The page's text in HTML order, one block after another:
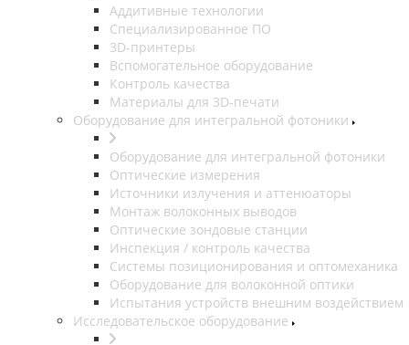
Аддитивные технологии
Специализированное ПО
3D-принтеры
Вспомогательное оборудование
Контроль качества
Материалы для 3D-печати
Оборудование для интегральной фотоники
Оборудование для интегральной фотоники
Оптические измерения
Источники излучения и аттенюаторы
Монтаж волоконных выводов
Оптические зондовые станции
Инспекция / контроль качества
Системы позиционирования и оптомеханика
Оборудование для волоконной оптики
Испытания устройств внешним воздействием
Исследовательское оборудование